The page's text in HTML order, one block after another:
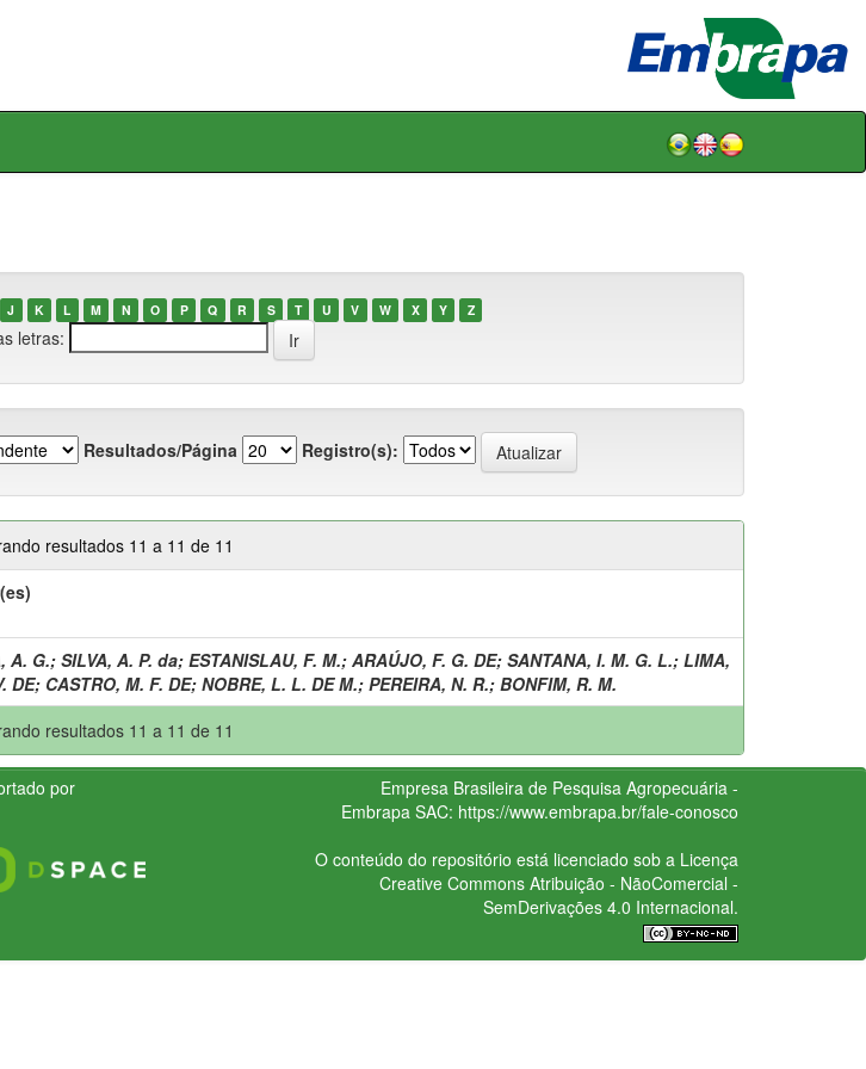
J K L M N O P Q R S T U V W X Y Z
letras:
Resultados/Página Registro(s):
resultados 11 a 11 de 11
A. G.; SILVA, A. P. da; ESTANISLAU, F. M.; ARAÚJO, F. G. DE; SANTANA, I. M. G. L.; LIMA,
DE; CASTRO, M. F. DE; NOBRE, L. L. DE M.; PEREIRA, N. R.; BONFIM, R. M.
resultados 11 a 11 de 11
por
Empresa Brasileira de Pesquisa Agropecuária -
Embrapa SAC: https://www.embrapa.br/fale-conosco
O conteúdo do repositório está licenciado sob a Licença
Creative CommonsAtribuição - NãoComercial -
SemDerivações 4.0 Internacional.